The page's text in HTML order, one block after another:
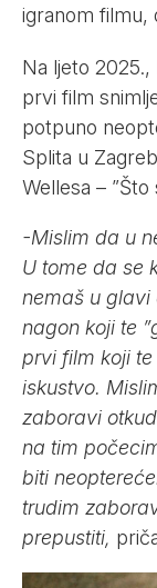
igranom filmu,
Na ljeto
prvi film
potpuno
Splita u
Wellesa –
-Mislim da u
U tome da se
nemaš u
nagon koji te
prvi film koji
iskustvo.
zaboravi
na tim
biti
trudim
prepustiti,